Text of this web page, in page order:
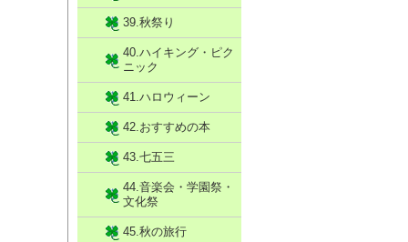
39.秋祭り
40.ハイキング・ピク
ニック
41.ハロウィーン
42.おすすめの本
43.七五三
44.音楽会・学園祭・
文化祭
45.秋の旅行